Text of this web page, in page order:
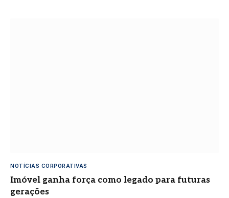
NOTÍCIAS CORPORATIVAS
Imóvel ganha força como legado para futuras
gerações